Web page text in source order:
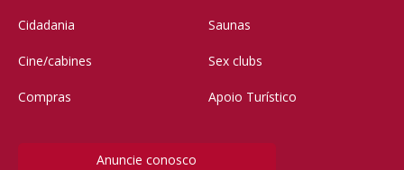
Cidadania
Cine/cabines
Compras
Saunas
Sex clubs
Apoio Turístico
Anuncie conosco